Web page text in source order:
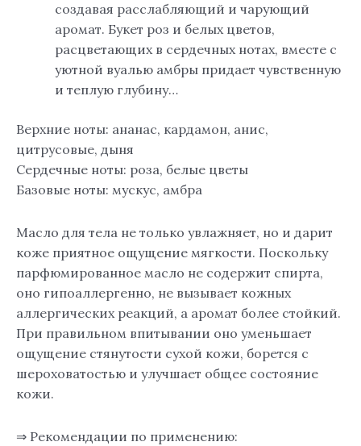
создавая расслабляющий и чарующий
аромат. Букет роз и белых цветов,
расцветающих в сердечных нотах, вместе с
уютной вуалью амбры придает чувственную
и теплую глубину…
Верхние ноты: ананас, кардамон, анис,
цитрусовые, дыня
Сердечные ноты: роза, белые цветы
Базовые ноты: мускус, амбра
Масло для тела не только увлажняет, но и дарит
коже приятное ощущение мягкости. Поскольку
парфюмированное масло не содержит спирта,
оно гипоаллергенно, не вызывает кожных
аллергических реакций, а аромат более стойкий.
При правильном впитывании оно уменьшает
ощущение стянутости сухой кожи, борется с
шероховатостью и улучшает общее состояние
кожи.
⇒ Рекомендации по применению: